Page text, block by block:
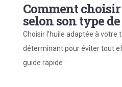
Comment
selon son type de
Choisir l’huile adaptée à votre
déterminant pour éviter tout
guide rapide :